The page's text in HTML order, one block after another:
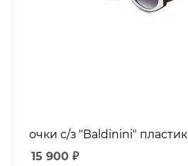
очки с/з "Baldinini" пластик
15 900 ₽